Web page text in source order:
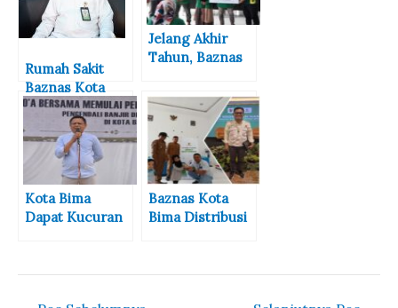
Rumah Sakit
Baznas Kota
Bima Segera
Diresmikan
Jelang Akhir
Tahun, Baznas
Salurkan
Bantuan
Rombong dan
Modal Usaha
Kota Bima
Dapat Kucuran
Apresiasi
Baznas Kota
Bima Distribusi
Terdampak